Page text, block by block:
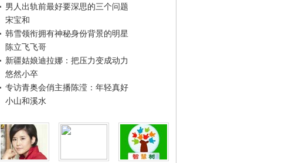
男人出轨前最好要深思的三个问题
宋宝和
韩雪领衔拥有神秘身份背景的明星
陈立飞飞哥
新疆姑娘迪拉娜：把压力变成动力
悠然小卒
专访青奥会俏主播陈滢：年轻真好
小山和溪水